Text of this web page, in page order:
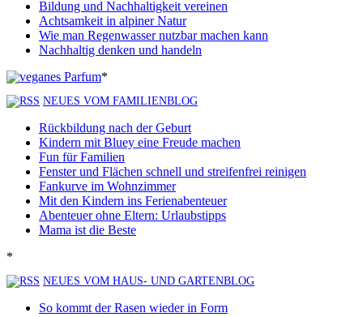
Bildung und Nachhaltigkeit vereinen
Achtsamkeit in alpiner Natur
Wie man Regenwasser nutzbar machen kann
Nachhaltig denken und handeln
*
NEUES VOM FAMILIENBLOG
Rückbildung nach der Geburt
Kindern mit Bluey eine Freude machen
Fun für Familien
Fenster und Flächen schnell und streifenfrei reinigen
Fankurve im Wohnzimmer
Mit den Kindern ins Ferienabenteuer
Abenteuer ohne Eltern: Urlaubstipps
Mama ist die Beste
*
NEUES VOM HAUS- UND GARTENBLOG
So kommt der Rasen wieder in Form